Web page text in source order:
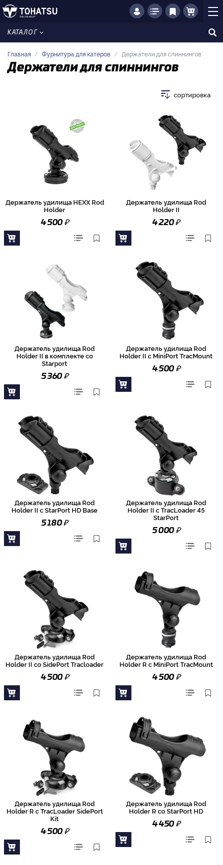
КАТАЛОГ
Главная Фурнитура для катеров Держатели для спиннингов
Держатели для спиннингов
сортировка
Держатель удилища HEXX Rod
Holder
4 500₽
Держатель удилища Rod
Holder II
4 220₽
Держатель удилища Rod
Holder II в комплекте со
Starport
5 360₽
Держатель удилища Rod
Holder II с MiniPort TracMount
4 500₽
Держатель удилища Rod
Holder II с StarPort HD Base
5 180₽
Держатель удилища Rod
Holder II с TracLoader 45
StarPort
5 000₽
Держатель удилища Rod
Holder II со SidePort Tracloader
4 500₽
Держатель удилища Rod
Holder R с MiniPort TracMount
4 500₽
Держатель удилища Rod
Holder R с TracLoader SidePort
Kit
4 500₽
Держатель удилища Rod
Holder R со StarPort HD
4 450₽